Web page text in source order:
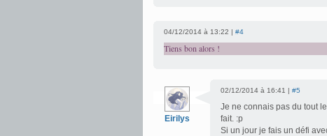
04/12/2014 à 13:22 | #4
Tiens bon alors !
Eirilys
02/12/2014 à 16:41 | #5
Je ne connais pas du tout
fait. :p
Si un jour je fais un défi